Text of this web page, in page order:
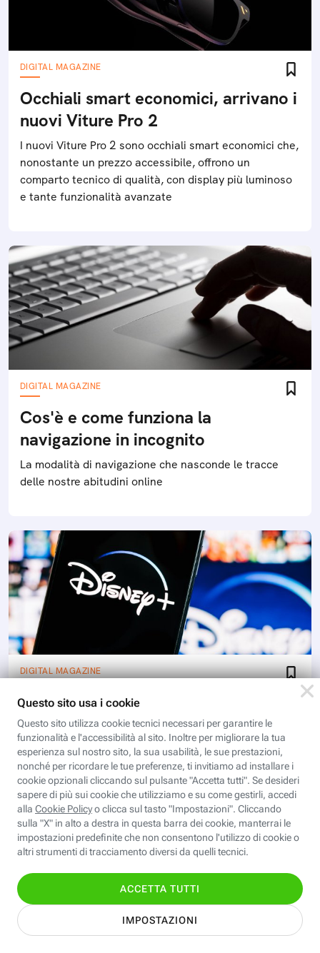
DIGITAL MAGAZINE
Occhiali smart economici, arrivano i
nuovi Viture Pro 2
I nuovi Viture Pro 2 sono occhiali smart economici che,
nonostante un prezzo accessibile, offrono un
comparto tecnico di qualità, con display più luminoso
e tante funzionalità avanzate
DIGITAL MAGAZINE
Cos'è e come funziona la
navigazione in incognito
La modalità di navigazione che nasconde le tracce
delle nostre abitudini online
DIGITAL MAGAZINE
Perché Disney+ ha rimosso 4K e
HDR dall’abbonamento Premium in
Italia
Disney+ ha rimosso il 4K e l’HDR dall’abbonamento
Premium anche in Italia. Ecco perché è successo e
cosa cambia per gli abbonati alla piattaforma di
streaming
Scopri i corsi gratuiti della